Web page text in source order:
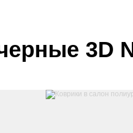
3D